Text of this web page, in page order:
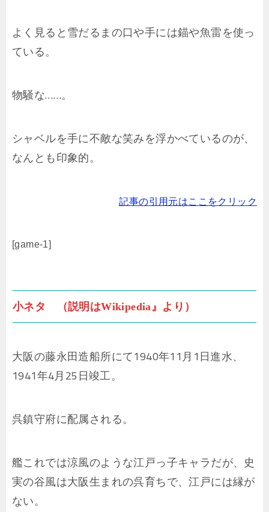
よく見ると雪だるまの口や手には錨や魚雷を使っ
ている。
物騒な……。
シャベルを手に不敵な笑みを浮かべているのが、
なんとも印象的。
記事の引用元はここをクリック
[game-1]
小ネタ （説明はWikipedia』より）
大阪の藤永田造船所にて1940年11月1日進水、
1941年4月25日竣工。
呉鎮守府に配属される。
艦これでは涼風のような江戸っ子キャラだが、史
実の谷風は大阪生まれの呉育ちで、江戸には縁が
ない。